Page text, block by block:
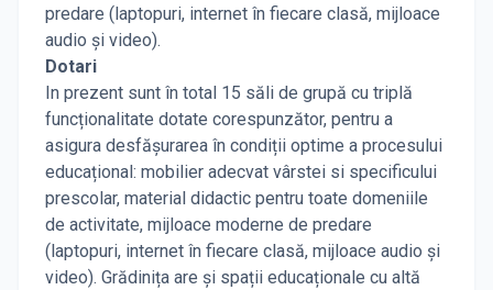
predare (laptopuri, internet în fiecare clasă, mijloace
audio și video).
Dotari
In prezent sunt în total 15 săli de grupă cu triplă
funcționalitate dotate corespunzător, pentru a
asigura desfășurarea în condiții optime a procesului
educațional: mobilier adecvat vârstei si specificului
prescolar, material didactic pentru toate domeniile
de activitate, mijloace moderne de predare
(laptopuri, internet în fiecare clasă, mijloace audio și
video). Grădinița are și spații educaționale cu altă